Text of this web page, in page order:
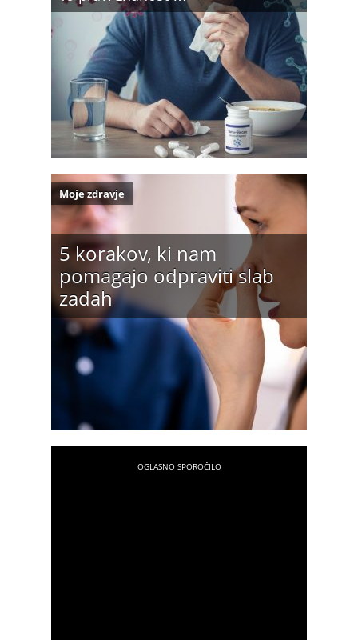
5 korakov, ki nam
pomagajo odpraviti slab
zadah
Moje zdravje